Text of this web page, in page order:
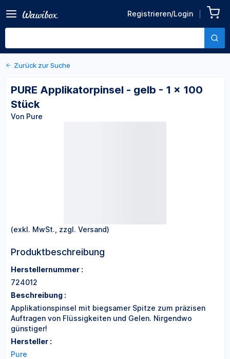
Registrieren/Login
- 1 x 100 Stück
Von Pure
Zurück zu den Produktdetails
Zurück zur Suche
PURE Applikatorpinsel - gelb - 1 x 100
Stück
Von Pure
(exkl. MwSt., zzgl. Versand)
Produktbeschreibung
Herstellernummer :
724012
Beschreibung :
Applikationspinsel mit biegsamer Spitze zum präzisen
Auftragen von Flüssigkeiten und Gelen. Nirgendwo
günstiger!
Hersteller :
Pure